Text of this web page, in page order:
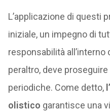
L’applicazione di questi
iniziale, un impegno di
responsabilità all’interno
peraltro, deve
periodiche. Come detto,
olistico garantisce una